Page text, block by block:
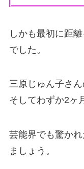
しかも最初に距
でした。
三原じゅん子さん
そしてわずか2ヶ
芸能界でも驚か
ましょう。